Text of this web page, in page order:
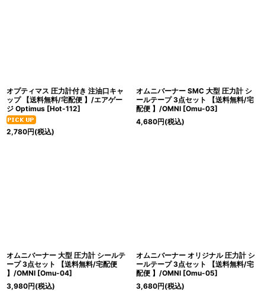
オプティマス 圧力計付き 注油口キャ
ップ 【送料無料/宅配便 】/エアゲー
ジ Optimus [Hot-112]
2,780円(税込)
オムニバーナー SMC 大型 圧力計 シ
ールテープ 3点セット 【送料無料/宅
配便 】/OMNI [Omu-03]
4,680円(税込)
オムニバーナー 大型 圧力計 シールテ
ープ 3点セット 【送料無料/宅配便
】/OMNI [Omu-04]
3,980円(税込)
オムニバーナー オリジナル 圧力計 シ
ールテープ 3点セット 【送料無料/宅
配便 】/OMNI [Omu-05]
3,680円(税込)